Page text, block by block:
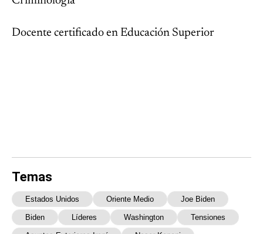
Docente certificado en Educación Superior
Temas
Estados Unidos Oriente Medio Joe Biden
Biden Líderes Washington Tensiones